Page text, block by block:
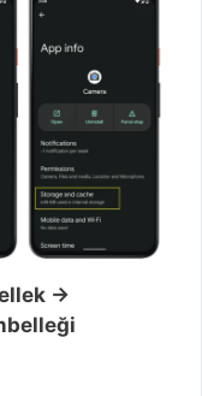
→